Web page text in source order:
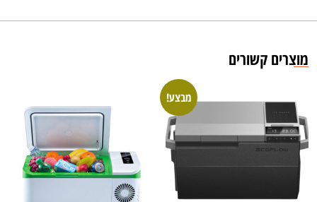
מוצרים קשורים
מבצע!